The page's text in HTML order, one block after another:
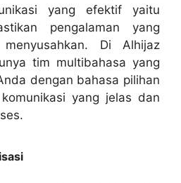
yang efektif yaitu
pengalaman yang
Di Alhijaz
tim multibahasa yang
dengan bahasa pilihan
yang jelas dan